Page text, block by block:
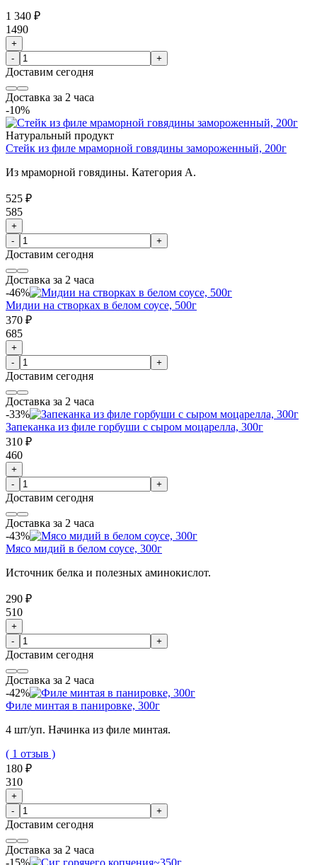
1 340 ₽
1490
+
-
+
Доставим сегодня
Доставка за 2 часа
-10%
Натуральный продукт
Стейк из филе мраморной говядины замороженный, 200г
Из мраморной говядины. Категория А.
525 ₽
585
+
-
+
Доставим сегодня
Доставка за 2 часа
-46%
Мидии на створках в белом соусе, 500г
370 ₽
685
+
-
+
Доставим сегодня
Доставка за 2 часа
-33%
Запеканка из филе горбуши с сыром моцарелла, 300г
310 ₽
460
+
-
+
Доставим сегодня
Доставка за 2 часа
-43%
Мясо мидий в белом соусе, 300г
Источник белка и полезных аминокислот.
290 ₽
510
+
-
+
Доставим сегодня
Доставка за 2 часа
-42%
Филе минтая в панировке, 300г
4 шт/уп. Начинка из филе минтая.
( 1 отзыв )
180 ₽
310
+
-
+
Доставим сегодня
Доставка за 2 часа
-15%